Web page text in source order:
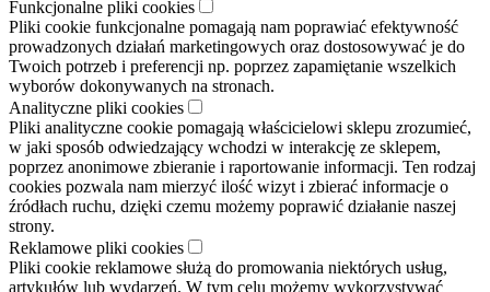
Funkcjonalne pliki cookies
Pliki cookie funkcjonalne pomagają nam poprawiać efektywność
prowadzonych działań marketingowych oraz dostosowywać je do
Twoich potrzeb i preferencji np. poprzez zapamiętanie wszelkich
wyborów dokonywanych na stronach.
Analityczne pliki cookies
Pliki analityczne cookie pomagają właścicielowi sklepu zrozumieć,
w jaki sposób odwiedzający wchodzi w interakcję ze sklepem,
poprzez anonimowe zbieranie i raportowanie informacji. Ten rodzaj
cookies pozwala nam mierzyć ilość wizyt i zbierać informacje o
źródłach ruchu, dzięki czemu możemy poprawić działanie naszej
strony.
Reklamowe pliki cookies
Pliki cookie reklamowe służą do promowania niektórych usług,
artykułów lub wydarzeń. W tym celu możemy wykorzystywać